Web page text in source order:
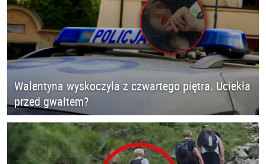
Walentyna wyskoczyła z czwartego piętra. Uciekła
przed gwałtem?